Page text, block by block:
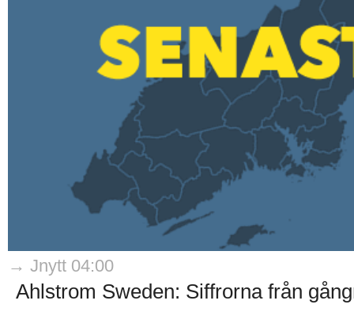
→ Jnytt 04:00
Ahlstrom Sweden: Siffrorna från